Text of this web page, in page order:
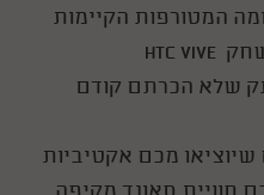
המטורפות הקיימות
שלא הכרתם קודם
מכם אקטיביות